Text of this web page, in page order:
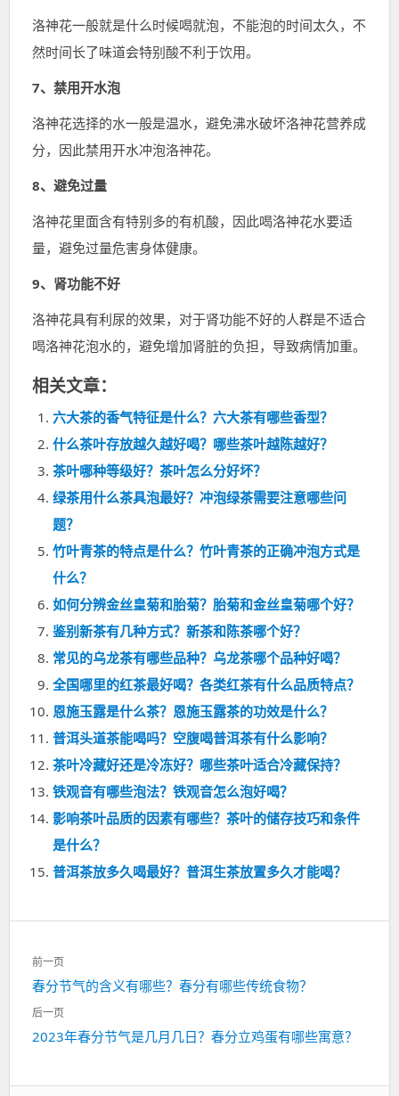
洛神花一般就是什么时候喝就泡，不能泡的时间太久，不
然时间长了味道会特别酸不利于饮用。
7、禁用开水泡
洛神花选择的水一般是温水，避免沸水破坏洛神花营养成
分，因此禁用开水冲泡洛神花。
8、避免过量
洛神花里面含有特别多的有机酸，因此喝洛神花水要适
量，避免过量危害身体健康。
9、肾功能不好
洛神花具有利尿的效果，对于肾功能不好的人群是不适合
喝洛神花泡水的，避免增加肾脏的负担，导致病情加重。
相关文章：
六大茶的香气特征是什么？六大茶有哪些香型？
什么茶叶存放越久越好喝？哪些茶叶越陈越好？
茶叶哪种等级好？茶叶怎么分好坏？
绿茶用什么茶具泡最好？冲泡绿茶需要注意哪些问
题？
竹叶青茶的特点是什么？竹叶青茶的正确冲泡方式是
什么？
如何分辨金丝皇菊和胎菊？胎菊和金丝皇菊哪个好？
鉴别新茶有几种方式？新茶和陈茶哪个好？
常见的乌龙茶有哪些品种？乌龙茶哪个品种好喝？
全国哪里的红茶最好喝？各类红茶有什么品质特点？
恩施玉露是什么茶？恩施玉露茶的功效是什么？
普洱头道茶能喝吗？空腹喝普洱茶有什么影响？
茶叶冷藏好还是冷冻好？哪些茶叶适合冷藏保持？
铁观音有哪些泡法？铁观音怎么泡好喝？
影响茶叶品质的因素有哪些？茶叶的储存技巧和条件
是什么？
普洱茶放多久喝最好？普洱生茶放置多久才能喝？
文
章
导
航
前一页
上
一
春分节气的含义有哪些？春分有哪些传统食物？
后一页
下
2023年春分节气是几月几日？春分立鸡蛋有哪些寓意？